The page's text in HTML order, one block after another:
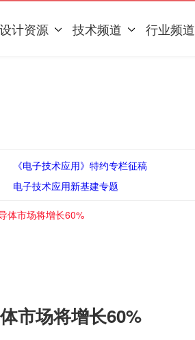
设计资源 技术频道 行业频道
《电子技术应用》特约专栏征稿
电子技术应用新基建专题
体市场将增长60%
市场将增长60%